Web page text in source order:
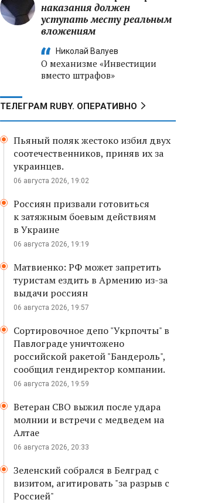
наказания должен
уступать месту реальным
вложениям
Николай Валуев
О механизме «Инвестиции
вместо штрафов»
ТЕЛЕГРАМ RUBY. ОПЕРАТИВНО
Пьяный поляк жестоко избил двух
соотечественников, приняв их за
украинцев.
06 августа 2026, 19:02
Россиян призвали готовиться
к затяжным боевым действиям
в Украине
06 августа 2026, 19:19
Матвиенко: РФ может запретить
туристам ездить в Армению из-за
выдачи россиян
06 августа 2026, 19:57
Сортировочное депо "Укрпочты" в
Павлограде уничтожено
российской ракетой "Бандероль",
сообщил гендиректор компании.
06 августа 2026, 19:59
Ветеран СВО выжил после удара
молнии и встречи с медведем на
Алтае
06 августа 2026, 20:33
Зеленский собрался в Белград с
визитом, агитировать "за разрыв с
Россией"